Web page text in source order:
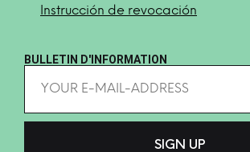
Instrucción de revocación
BULLETIN D'INFORMATION